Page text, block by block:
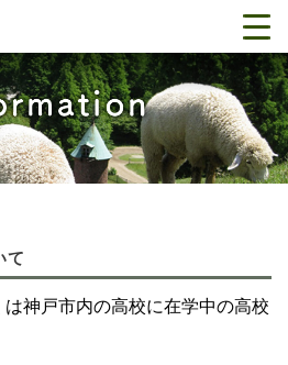
て
神戸市内の高校に在学中の高校